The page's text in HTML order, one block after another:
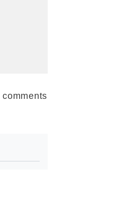
comments